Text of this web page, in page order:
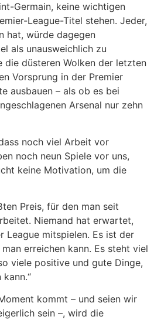
Germain, keine wichtigen
League-Titel stehen. Jeder,
hat, würde dagegen
als unausweichlich zu
die düsteren Wolken der letzten
Vorsprung in der Premier
ausbauen – als ob es bei
Arsenal nur zehn
noch viel Arbeit vor
noch neun Spiele vor uns,
keine Motivation, um die
Preis, für den man seit
Niemand hat erwartet,
League mitspielen. Es ist der
erreichen kann. Es steht viel
viele positive und gute Dinge,
kommt – und seien wir
sein –, wird die